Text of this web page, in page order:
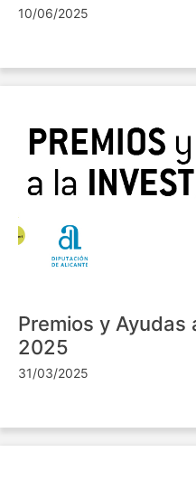
10/06/2025
Premios y Ayudas
2025
31/03/2025